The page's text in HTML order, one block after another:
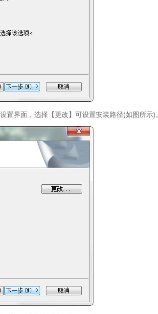
界面，选择【更改】可设置安装路径(如图所示)